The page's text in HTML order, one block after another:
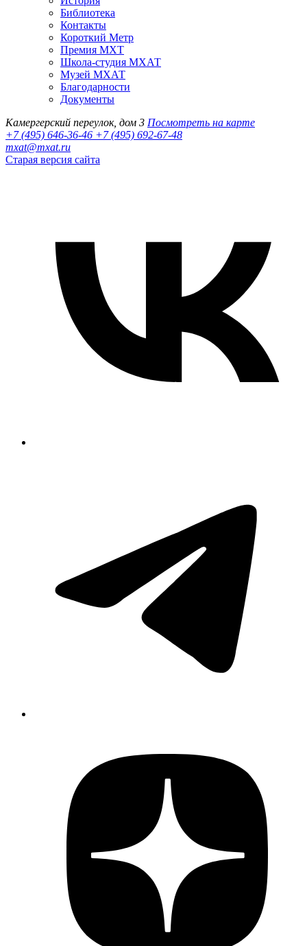
Библиотека
Контакты
Короткий Метр
Премия МХТ
Школа-студия МХАТ
Музей МХАТ
Благодарности
Документы
Камергерский переулок, дом 3 Посмотреть на карте
+7 (495) 646-36-46 +7 (495) 692-67-48‬
mxat@mxat.ru
Старая версия сайта